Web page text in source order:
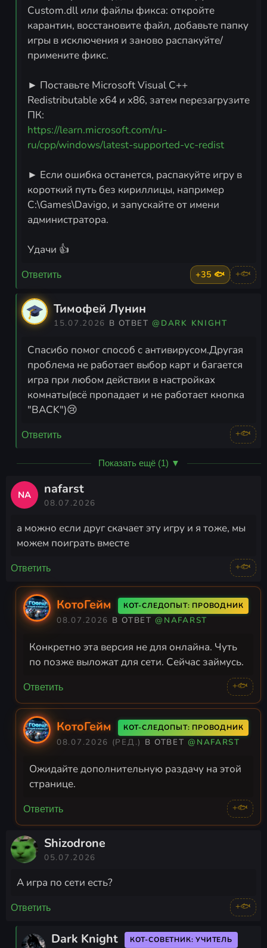
Custom.dll или файлы фикса: откройте
карантин, восстановите файл, добавьте папку
игры в исключения и заново распакуйте/
примените фикс.
► Поставьте Microsoft Visual C++
Redistributable x64 и x86, затем перезагрузите
https://learn.microsoft.com/ru-
ru/cpp/windows/latest-supported-vc-redist
► Если ошибка останется, распакуйте игру в
короткий путь без кириллицы, например
C:\Games\Davigo, и запускайте от имени
администратора.
Удачи 👍
Ответить +35 🐟 +🐟
Тимофей Лунин
15.07.2026 В ОТВЕТ@DARK KNIGHT
Спасибо помог способ с антивирусом.Другая
проблема не работает выбор карт и багается
игра при любом действии в настройках
комнаты(всё пропадает и не работает кнопка
"BACK")😢
Ответить +🐟
Показать ещё (1) ▼
NA nafarst
08.07.2026
а можно если друг скачает эту игру и я тоже, мы
можем поиграть вместе
Ответить +🐟
КотоГейм КОТ-СЛЕДОПЫТ: ПРОВОДНИК
08.07.2026 В ОТВЕТ@NAFARST
Конкретно эта версия не для онлайна. Чуть
по позже выложат для сети. Сейчас займусь.
Ответить +🐟
КотоГейм КОТ-СЛЕДОПЫТ: ПРОВОДНИК
08.07.2026 (РЕД.) В ОТВЕТ@NAFARST
Ожидайте дополнительную раздачу на этой
странице.
Ответить +🐟
Shizodrone
05.07.2026
А игра по сети есть?
Ответить +🐟
Dark Knight КОТ-СОВЕТНИК: УЧИТЕЛЬ